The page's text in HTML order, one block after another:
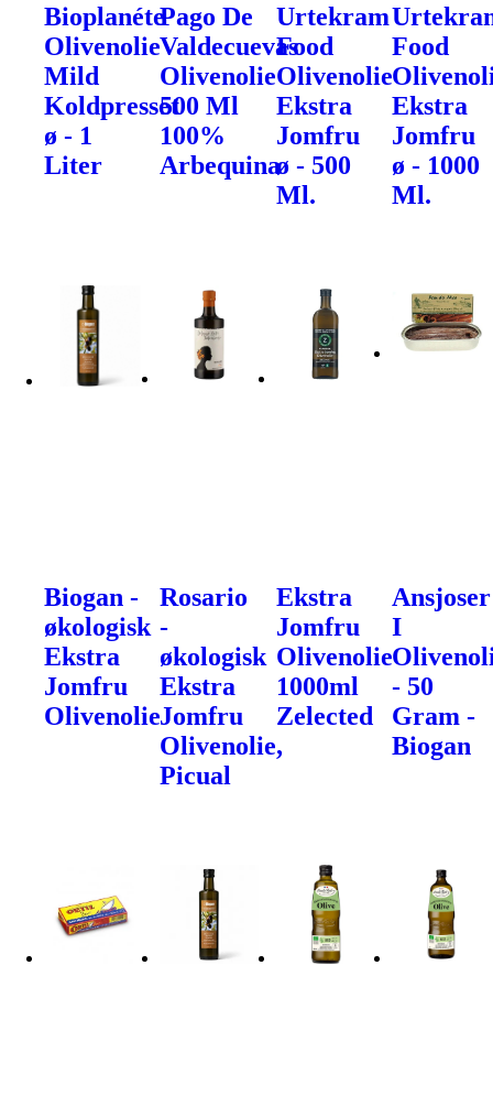
Bioplanéte
Olivenolie
Mild
Koldpresset
ø - 1
Liter
Pago De
Valdecuevas
Olivenolie
500 Ml
100%
Arbequina
Urtekram
Food
Olivenolie
Ekstra
Jomfru
ø - 500
Ml.
Food
Ekstra
Jomfru
ø - 1000
Ml.
Biogan -
økologisk
Ekstra
Jomfru
Olivenolie
Rosario
-
økologisk
Ekstra
Jomfru
Olivenolie,
Picual
Ekstra
Jomfru
Olivenolie
1000ml
Zelected
Ansjoser
I
- 50
Gram -
Biogan